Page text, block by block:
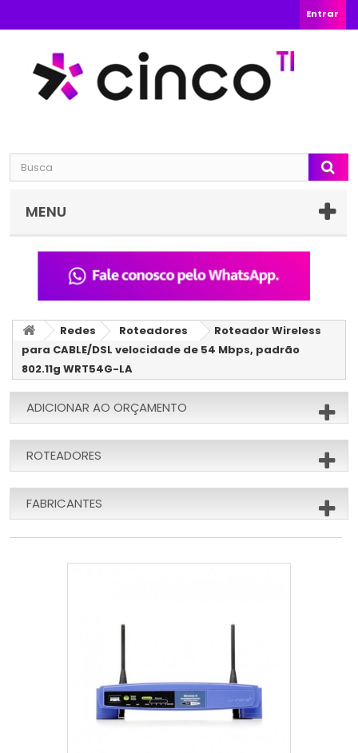
Entrar
MENU
Redes Roteadores
Roteador Wireless
para CABLE/DSL velocidade de 54 Mbps, padrão
802.11g WRT54G-LA
ADICIONAR AO ORÇAMENTO
ROTEADORES
FABRICANTES